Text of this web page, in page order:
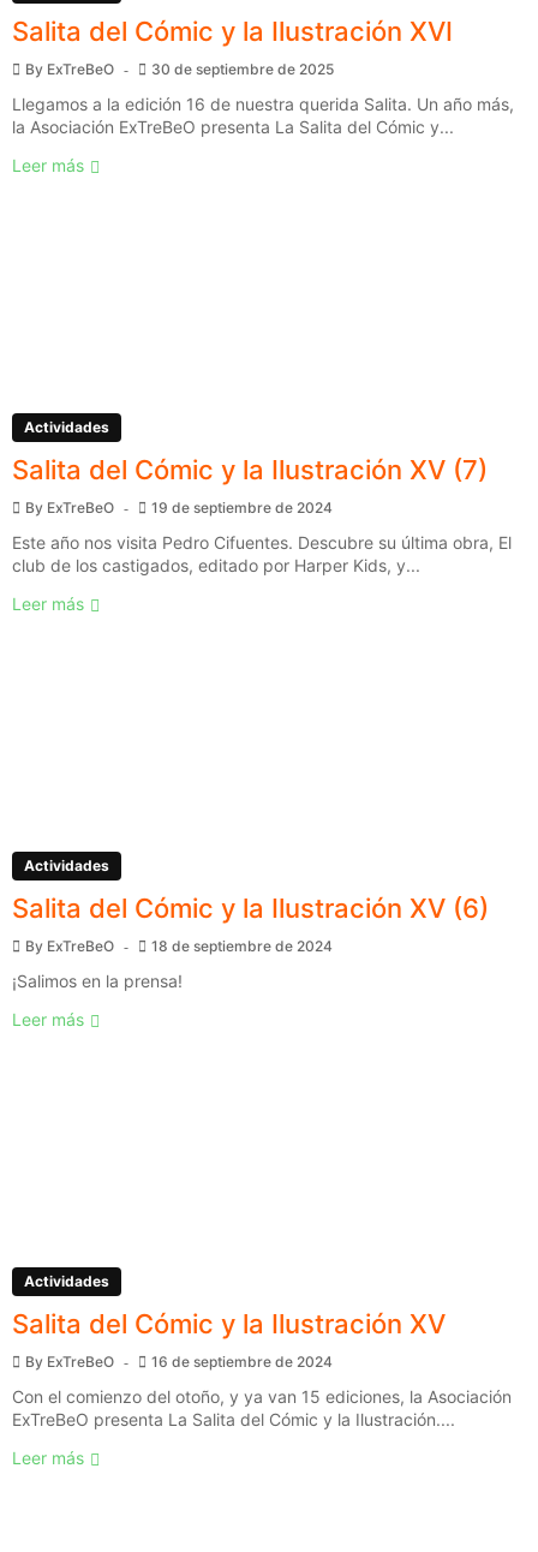
Salita del Cómic y la Ilustración XVI
By ExTreBeO 30 de septiembre de 2025
Llegamos a la edición 16 de nuestra querida Salita. Un año más,
la Asociación ExTreBeO presenta La Salita del Cómic y...
Leer más
Actividades
Salita del Cómic y la Ilustración XV (7)
By ExTreBeO 19 de septiembre de 2024
Este año nos visita Pedro Cifuentes. Descubre su última obra, El
club de los castigados, editado por Harper Kids, y...
Leer más
Actividades
Salita del Cómic y la Ilustración XV (6)
By ExTreBeO 18 de septiembre de 2024
¡Salimos en la prensa!
Leer más
Actividades
Salita del Cómic y la Ilustración XV
By ExTreBeO 16 de septiembre de 2024
Con el comienzo del otoño, y ya van 15 ediciones, la Asociación
ExTreBeO presenta La Salita del Cómic y la Ilustración....
Leer más